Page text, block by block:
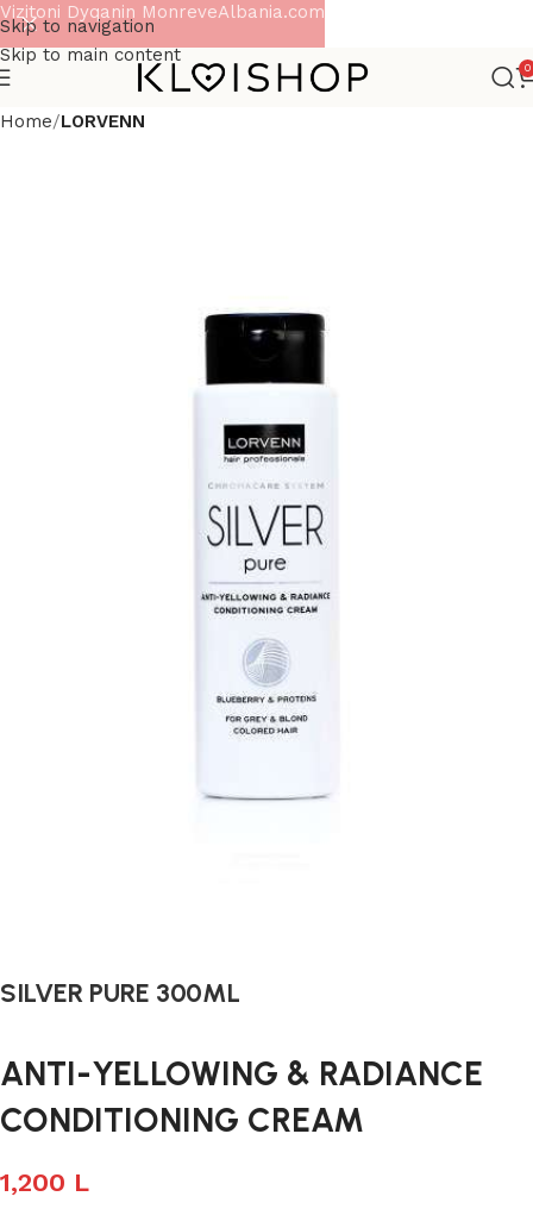
Skip to navigation
Skip to main content
0
Home LORVENN
SILVER PURE 300ML
ANTI-YELLOWING & RADIANCE
CONDITIONING CREAM
1,200 L
Vizitoni Dyqanin MonreveAlbania.com